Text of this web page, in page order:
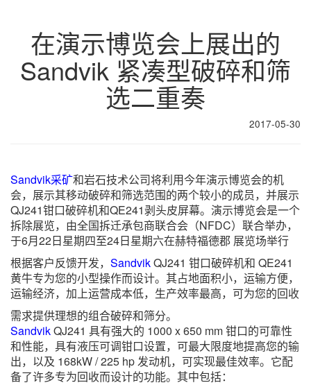
在演示博览会上展出的
Sandvik 紧凑型破碎和筛
选二重奏
2017-05-30
Sandvik采矿和岩石技术公司将利用今年演示博览会的机
会，展示其移动破碎和筛选范围的两个较小的成员，并展示
QJ241钳口破碎机和QE241剥头皮屏幕。演示博览会是一个
拆除展览，由全国拆迁承包商联合会（NFDC）联合举办，
于6月22日星期四至24日星期六在赫特福德郡 展览场举行
根据客户反馈开发， SandvikQJ241 钳口破碎机和 QE241
黄牛专为您的小型操作而设计。其占地面积小，运输方便，
运输经济，加上运营成本低，生产效率最高，可为您的回收
需求提供理想的组合破碎和筛分。
SandvikQJ241 具有强大的 1000 x 650 mm 钳口的可靠性
和性能，具有液压可调钳口设置，可最大限度地提高您的输
出，以及 168kW / 225 hp 发动机，可实现最佳效率。它配
备了许多专为回收而设计的功能。其中包括：